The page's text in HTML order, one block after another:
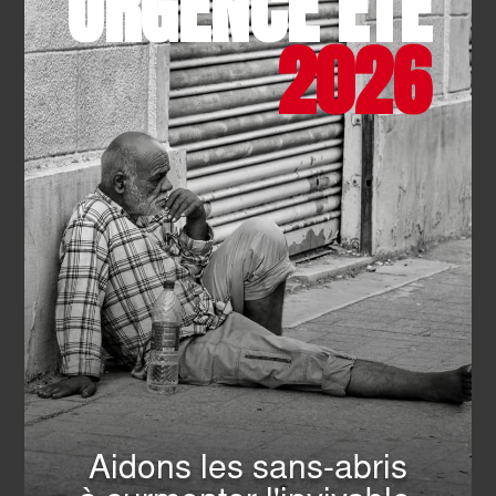
INTERNATIONAL- 05.03.2026
L’Ordre de Malte France
maintient sa présence au
Moyen-Orient
EN SAVOIR PLUS
TOUTES LES ACTUALITÉS
2026
Aidons les sans-abris